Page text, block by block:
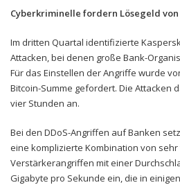
Cyberkriminelle fordern Lösegeld von
Im dritten Quartal identifizierte
Attacken, bei denen große Bank-
Für das Einstellen der Angriffe wurde
Bitcoin-Summe gefordert. Die Attacken
vier Stunden an.
Bei den DDoS-Angriffen auf Banken
eine komplizierte Kombination von
Verstärkerangriffen mit einer
Gigabyte pro Sekunde ein, die in